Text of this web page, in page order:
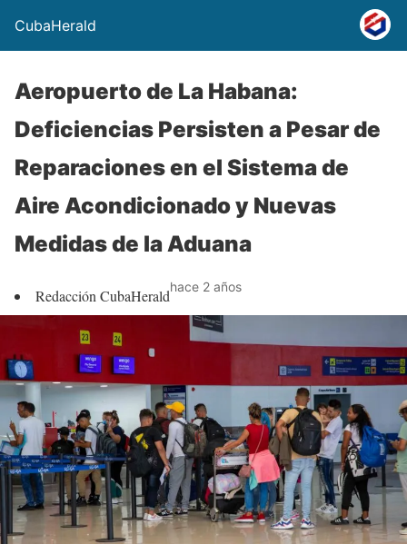
CubaHerald
Aeropuerto de La Habana:
Deficiencias Persisten a Pesar de
Reparaciones en el Sistema de
Aire Acondicionado y Nuevas
Medidas de la Aduana
Redacción CubaHeraldhace 2 años